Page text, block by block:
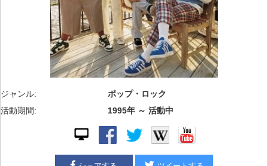
ジャンル:
ポップ・ロック
活動期間:
1995年 ～ 活動中